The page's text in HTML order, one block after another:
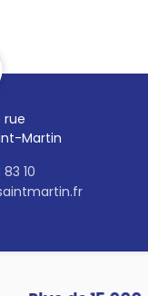
rue
Martin
10